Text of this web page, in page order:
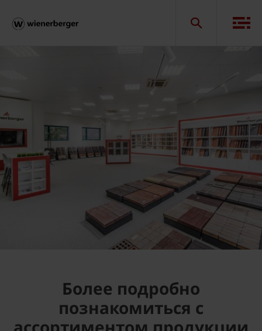
Более подробно
познакомиться с